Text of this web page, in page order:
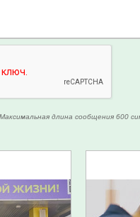
Максимальная длина сообщения 600